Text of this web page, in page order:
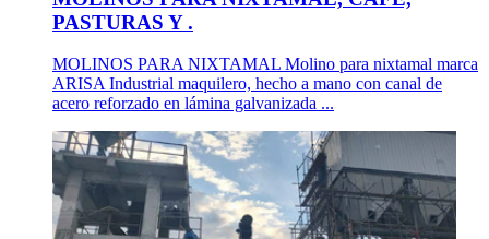
PASTURAS Y .
MOLINOS PARA NIXTAMAL Molino para nixtamal marca
ARISA Industrial maquilero, hecho a mano con canal de
acero reforzado en lámina galvanizada ...